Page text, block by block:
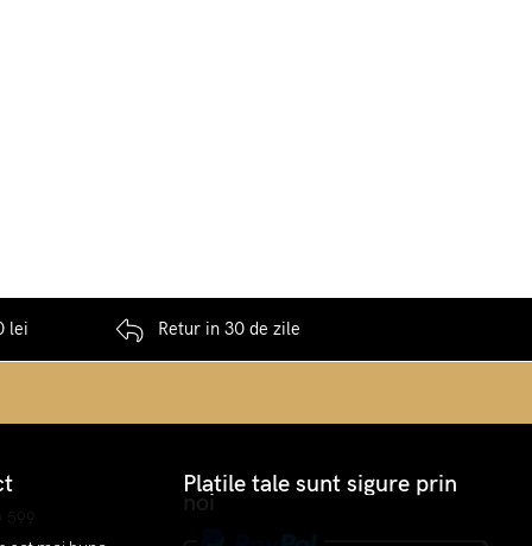
lei Retur in 30 de zile
Platile tale sunt sigure prin
noi